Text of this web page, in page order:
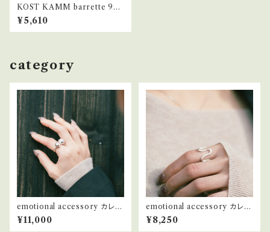
KOST KAMM barrette 953
1a 狭
¥5,610
category
emotional accessory カレン
シルバー リング #4
¥11,000
emotional accessory カレン
シルバー リング #6
¥8,250